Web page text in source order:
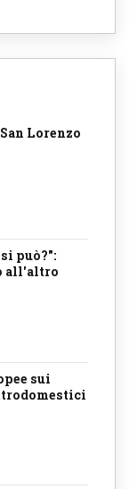
Lorenzo
può?":
all'altro
sui